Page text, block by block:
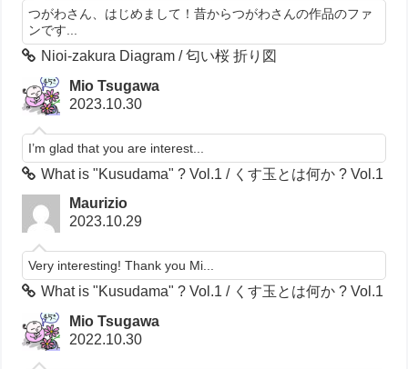
つがわさん、はじめまして！昔からつがわさんの作品のファ
ンです...
Nioi-zakura Diagram / 匂い桜 折り図
Mio Tsugawa
2023.10.30
I’m glad that you are interest...
What is "Kusudama" ? Vol.1 / くす玉とは何か ? Vol.1
Maurizio
2023.10.29
Very interesting! Thank you Mi...
What is "Kusudama" ? Vol.1 / くす玉とは何か ? Vol.1
Mio Tsugawa
2022.10.30